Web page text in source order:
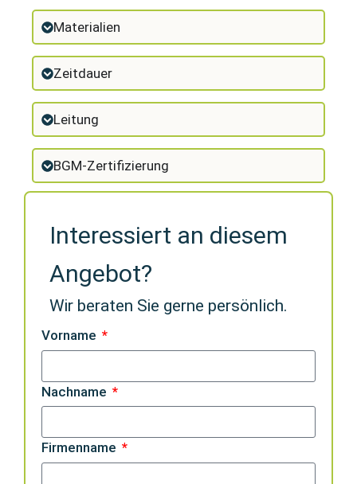
Materialien
Zeitdauer
Leitung
BGM-Zertifizierung
Interessiert an diesem
Angebot?
Wir beraten Sie gerne persönlich.
Vorname
Nachname
Firmenname